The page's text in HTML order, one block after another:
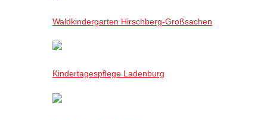
Waldkindergarten Hirschberg-Großsachen
Kindertagespflege Ladenburg